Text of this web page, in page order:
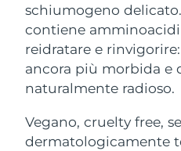
schiumogeno
contiene
reidratare e
ancora più morbida e
naturalmente radioso.
Vegano, cruelty free,
dermatologicamente